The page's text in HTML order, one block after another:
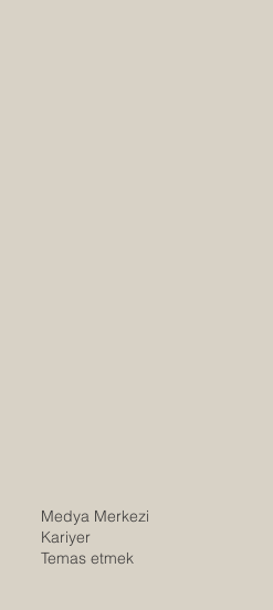
Medya Merkezi
Kariyer
Temas etmek